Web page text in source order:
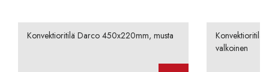
Konvektioritilä Darco 450x220mm, musta
Konvektioritilä
valkoinen